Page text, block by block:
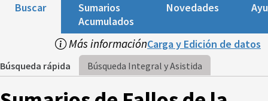
Buscar
Sumarios
Acumulados
Novedades
Más informaciónCarga y Edición de datos
Búsqueda rápida Búsqueda Integral y Asistida